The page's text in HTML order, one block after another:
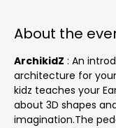
About the
ArchikidZ : An
architecture for
kidz teaches your
about 3D shapes
imagination.The